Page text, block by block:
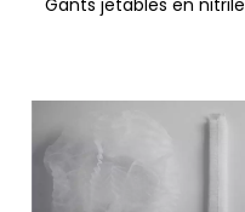
Gants jetables en nitrile